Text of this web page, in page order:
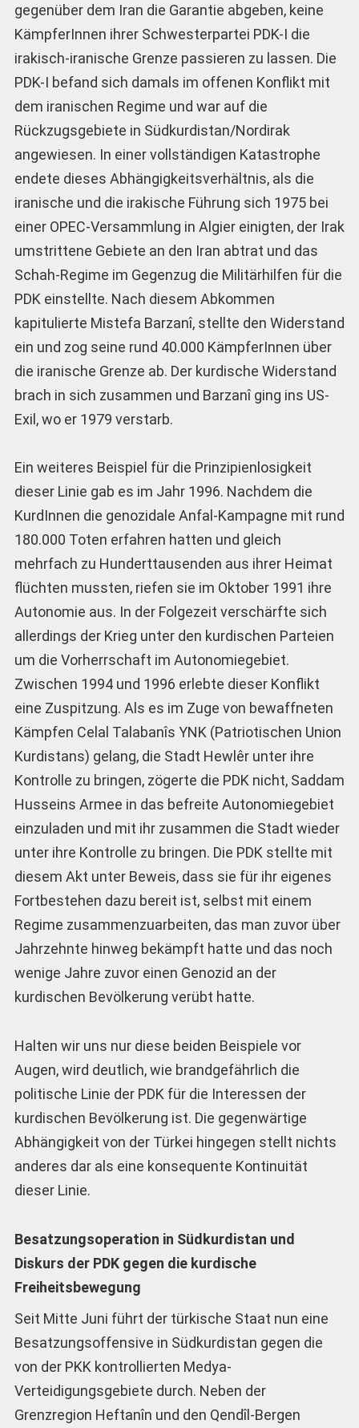
gegenüber dem Iran die Garantie abgeben, keine
KämpferInnen ihrer Schwesterpartei PDK-I die
irakisch-iranische Grenze passieren zu lassen. Die
PDK-I befand sich damals im offenen Konflikt mit
dem iranischen Regime und war auf die
Rückzugsgebiete in Südkurdistan/Nordirak
angewiesen. In einer vollständigen Katastrophe
endete dieses Abhängigkeitsverhältnis, als die
iranische und die irakische Führung sich 1975 bei
einer OPEC-Versammlung in Algier einigten, der Irak
umstrittene Gebiete an den Iran abtrat und das
Schah-Regime im Gegenzug die Militärhilfen für die
PDK einstellte. Nach diesem Abkommen
kapitulierte Mistefa Barzanî, stellte den Widerstand
ein und zog seine rund 40.000 KämpferInnen über
die iranische Grenze ab. Der kurdische Widerstand
brach in sich zusammen und Barzanî ging ins US-
Exil, wo er 1979 verstarb.
Ein weiteres Beispiel für die Prinzipienlosigkeit
dieser Linie gab es im Jahr 1996. Nachdem die
KurdInnen die genozidale Anfal-Kampagne mit rund
180.000 Toten erfahren hatten und gleich
mehrfach zu Hunderttausenden aus ihrer Heimat
flüchten mussten, riefen sie im Oktober 1991 ihre
Autonomie aus. In der Folgezeit verschärfte sich
allerdings der Krieg unter den kurdischen Parteien
um die Vorherrschaft im Autonomiegebiet.
Zwischen 1994 und 1996 erlebte dieser Konflikt
eine Zuspitzung. Als es im Zuge von bewaffneten
Kämpfen Celal Talabanîs YNK (Patriotischen Union
Kurdistans) gelang, die Stadt Hewlêr unter ihre
Kontrolle zu bringen, zögerte die PDK nicht, Saddam
Husseins Armee in das befreite Autonomiegebiet
einzuladen und mit ihr zusammen die Stadt wieder
unter ihre Kontrolle zu bringen. Die PDK stellte mit
diesem Akt unter Beweis, dass sie für ihr eigenes
Fortbestehen dazu bereit ist, selbst mit einem
Regime zusammenzuarbeiten, das man zuvor über
Jahrzehnte hinweg bekämpft hatte und das noch
wenige Jahre zuvor einen Genozid an der
kurdischen Bevölkerung verübt hatte.
Halten wir uns nur diese beiden Beispiele vor
Augen, wird deutlich, wie brandgefährlich die
politische Linie der PDK für die Interessen der
kurdischen Bevölkerung ist. Die gegenwärtige
Abhängigkeit von der Türkei hingegen stellt nichts
anderes dar als eine konsequente Kontinuität
dieser Linie.
Besatzungsoperation in Südkurdistan und
Diskurs der PDK gegen die kurdische
Freiheitsbewegung
Seit Mitte Juni führt der türkische Staat nun eine
Besatzungsoffensive in Südkurdistan gegen die
von der PKK kontrollierten Medya-
Verteidigungsgebiete durch. Neben der
Grenzregion Heftanîn und den Qendîl-Bergen